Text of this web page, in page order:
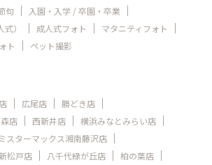
句
入園・入学 / 卒園・卒業
）
成人式フォト
マタニティフォト
ト ペット撮影
広尾店
勝どき店
店
西新井店
横浜みなとみらい店
ミスターマックス湘南藤沢店
松戸店 八千代緑が丘店
柏の葉店